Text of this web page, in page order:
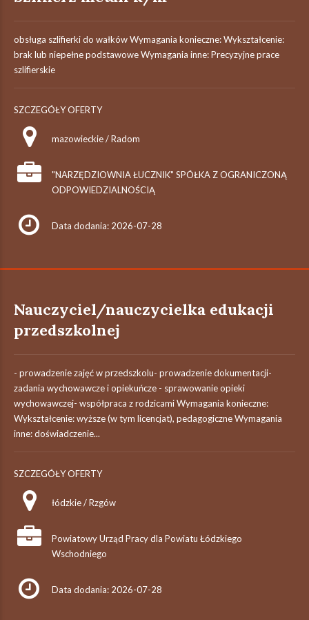
obsługa szlifierki do wałków Wymagania konieczne: Wykształcenie:
brak lub niepełne podstawowe Wymagania inne: Precyzyjne prace
szlifierskie
SZCZEGÓŁY OFERTY
mazowieckie / Radom
"NARZĘDZIOWNIA ŁUCZNIK" SPÓŁKA Z OGRANICZONĄ
ODPOWIEDZIALNOŚCIĄ
Data dodania: 2026-07-28
Nauczyciel/nauczycielka edukacji
przedszkolnej
- prowadzenie zajęć w przedszkolu- prowadzenie dokumentacji-
zadania wychowawcze i opiekuńcze - sprawowanie opieki
wychowawczej- współpraca z rodzicami Wymagania konieczne:
Wykształcenie: wyższe (w tym licencjat), pedagogiczne Wymagania
inne: doświadczenie...
SZCZEGÓŁY OFERTY
łódzkie / Rzgów
Powiatowy Urząd Pracy dla Powiatu Łódzkiego
Wschodniego
Data dodania: 2026-07-28